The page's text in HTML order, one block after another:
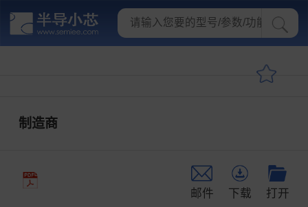
制造商
邮件 下载 打开